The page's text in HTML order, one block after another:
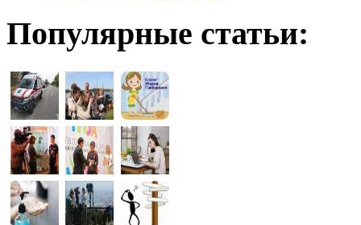
Популярные статьи: